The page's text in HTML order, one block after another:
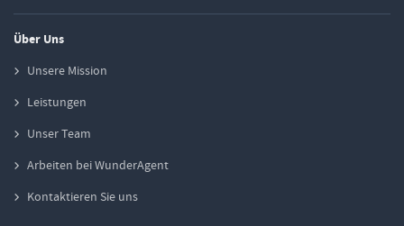
Über Uns
Unsere Mission
Leistungen
Unser Team
Arbeiten bei WunderAgent
Kontaktieren Sie uns